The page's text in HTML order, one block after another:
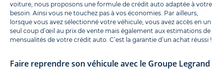
voiture, nous proposons une formule de crédit auto adaptée à votre
besoin. Ainsi vous ne touchez pas à vos économies. Par ailleurs,
lorsque vous avez sélectionné votre véhicule, vous avez accès en un
seul coup d’œil au prix de vente mais également aux estimations de
mensualités de votre crédit auto. C’est la garantie d’un achat réussi !
Faire reprendre son véhicule avec le Groupe Legrand